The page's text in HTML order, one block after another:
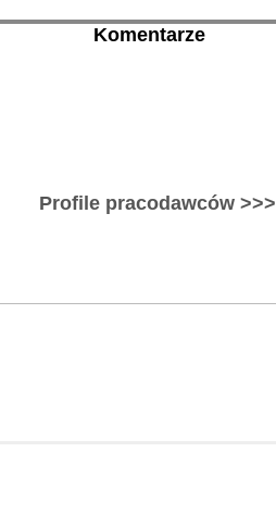
Komentarze
Profile pracodawców >>>